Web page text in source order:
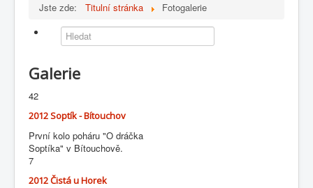
Složení sboru
Fotogalerie
Jste zde: Titulní stránka Fotogalerie
Galerie
42
2012 Soptík - Bítouchov
První kolo poháru "O dráčka
Soptíka" v Bítouchově.
7
2012 Čistá u Horek